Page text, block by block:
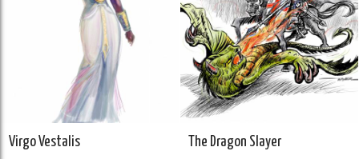
Virgo Vestalis The Dragon Slayer